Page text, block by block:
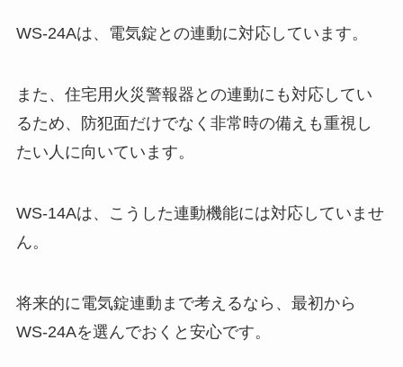
WS-24Aは、電気錠との連動に対応しています。
また、住宅用火災警報器との連動にも対応してい
るため、防犯面だけでなく非常時の備えも重視し
たい人に向いています。
WS-14Aは、こうした連動機能には対応していませ
ん。
将来的に電気錠連動まで考えるなら、最初から
WS-24Aを選んでおくと安心です。